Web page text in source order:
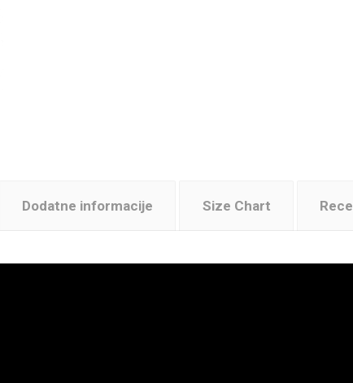
Dodatne informacije Size Chart